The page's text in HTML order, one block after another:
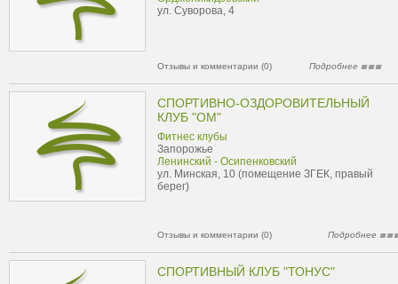
ул. Суворова, 4
Отзывы и комментарии (0) Подробнее
СПОРТИВНО-ОЗДОРОВИТЕЛЬНЫЙ
КЛУБ "ОМ"
Фитнес клубы
Запорожье
Ленинский - Осипенковский
ул. Минская, 10 (помещение ЗГЕК, правый
берег)
Отзывы и комментарии (0) Подробнее
СПОРТИВНЫЙ КЛУБ "ТОНУС"